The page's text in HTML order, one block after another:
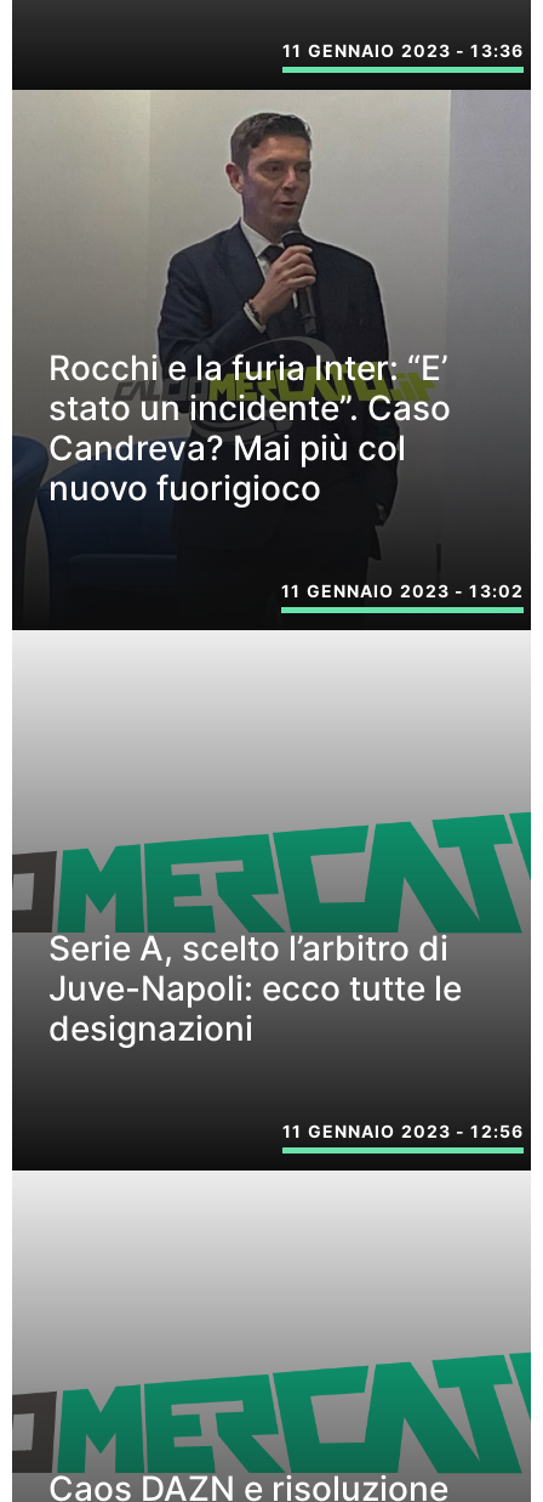
11 GENNAIO 2023 - 13:36
Rocchi e la furia Inter: “E’
stato un incidente”. Caso
Candreva? Mai più col
nuovo fuorigioco
11 GENNAIO 2023 - 13:02
Serie A, scelto l’arbitro di
Juve-Napoli: ecco tutte le
designazioni
11 GENNAIO 2023 - 12:56
Caos DAZN e risoluzione